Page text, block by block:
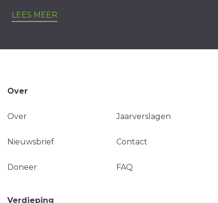
LEES MEER
Over
Over Jaarverslagen
Nieuwsbrief Contact
Doneer FAQ
Verdieping